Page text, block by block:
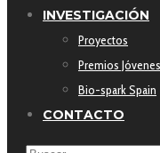
INVESTIGACIÓN
Proyectos
Premios Jóvenes
Bio-spark Spain
CONTACTO